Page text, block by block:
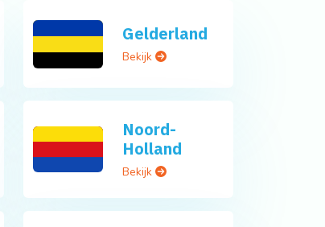
Gelderland
Bekijk
Noord-
Holland
Bekijk